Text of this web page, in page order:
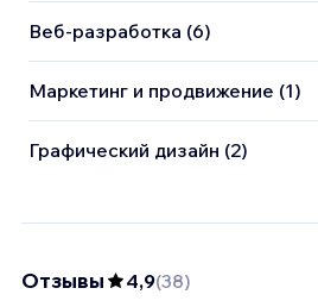
Веб-разработка (6)
Маркетинг и продвижение (1)
Графический дизайн (2)
Отзывы 4,9(38)